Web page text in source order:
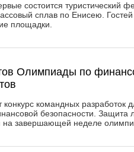
состоится туристический
сплав по Енисею.
площадки.
Олимпиады по
конкурс командных
безопасности. Защита
на завершающей неделе